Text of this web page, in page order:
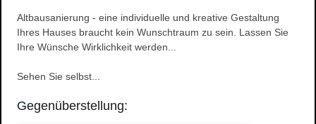
Innen- und Aussenputzarbeiten
Trockenbau
Farbgestaltung
Altbausanierung - eine individuelle und kreative Gestaltung
Ihres Hauses braucht kein Wunschtraum zu sein. Lassen Sie
Ihre Wünsche Wirklichkeit werden...
Sehen Sie selbst...
Gegenüberstellung: